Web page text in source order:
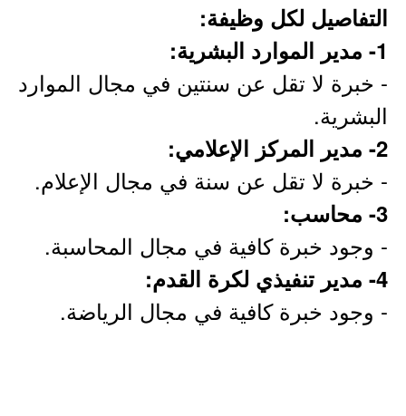
التفاصيل لكل وظيفة:
1- مدير الموارد البشرية:
- خبرة لا تقل عن سنتين في مجال الموارد
البشرية.
2- مدير المركز الإعلامي:
- خبرة لا تقل عن سنة في مجال الإعلام.
3- محاسب:
- وجود خبرة كافية في مجال المحاسبة.
4- مدير تنفيذي لكرة القدم:
- وجود خبرة كافية في مجال الرياضة.